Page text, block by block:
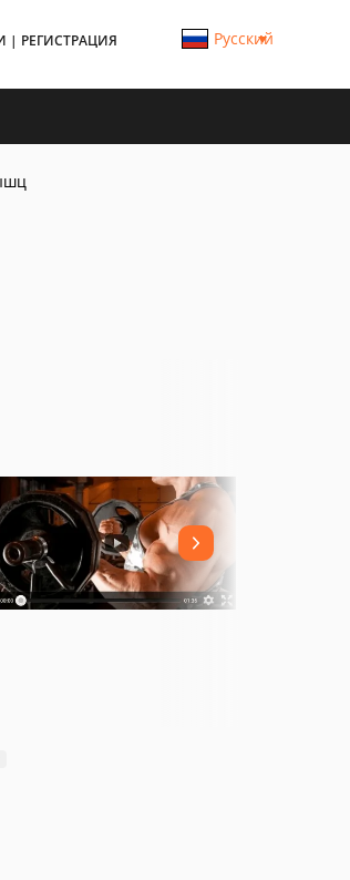
| РЕГИСТРАЦИЯ Русский